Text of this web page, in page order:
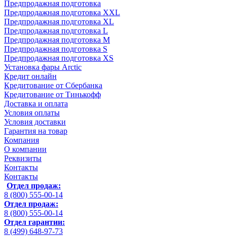
Предпродажная подготовка
Предпродажная подготовка XXL
Предпродажная подготовка XL
Предпродажная подготовка L
Предпродажная подготовка M
Предпродажная подготовка S
Предпродажная подготовка XS
Установка фары Arctic
Кредит онлайн
Кредитование от Сбербанка
Кредитование от Тинькофф
Доставка и оплата
Условия оплаты
Условия доставки
Гарантия на товар
Компания
О компании
Реквизиты
Контакты
Контакты
Отдел продаж:
8 (800) 555-00-14
Отдел продаж:
8 (800) 555-00-14
Отдел гарантии:
8 (499) 648-97-73